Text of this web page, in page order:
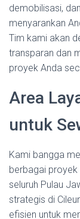
demobilisasi,
menyarankan
Tim kami akan
transparan dan
proyek Anda
Area
untuk
Kami bangga
berbagai proyek
seluruh Pulau
strategis di
efisien untuk